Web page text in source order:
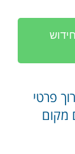
פרטי
מקום